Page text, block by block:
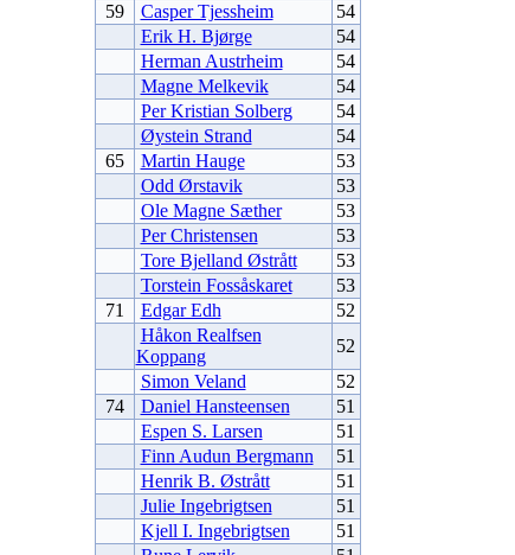
59
Casper Tjessheim
54
Erik H. Bjørge
54
Herman Austrheim
54
Magne Melkevik
54
Per Kristian Solberg
54
Øystein Strand
54
65
Martin Hauge
53
Odd Ørstavik
53
Ole Magne Sæther
53
Per Christensen
53
Tore Bjelland Østrått
53
Torstein Fossåskaret
53
71
Edgar Edh
52
Håkon Realfsen
Koppang
52
Simon Veland
52
74
Daniel Hansteensen
51
Espen S. Larsen
51
Finn Audun Bergmann
51
Henrik B. Østrått
51
Julie Ingebrigtsen
51
Kjell I. Ingebrigtsen
51